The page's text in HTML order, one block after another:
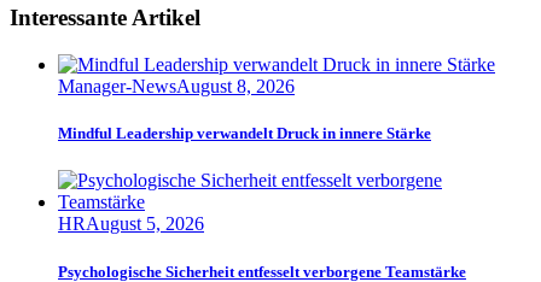
Interessante Artikel
Manager-NewsAugust 8, 2026
Mindful Leadership verwandelt Druck in innere Stärke
HRAugust 5, 2026
Psychologische Sicherheit entfesselt verborgene Teamstärke